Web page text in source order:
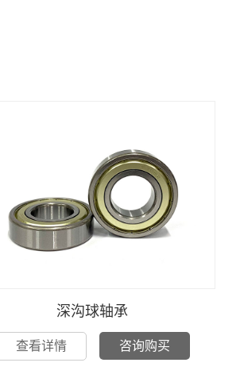
深沟球轴承
查看详情 咨询购买